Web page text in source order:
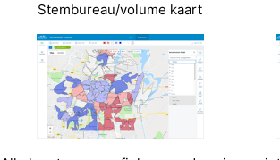
Stembureau/volume kaart